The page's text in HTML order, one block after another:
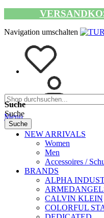
Navigation umschalten
Suche
Suche
Suche
Menü
NEW ARRIVALS
Women
Men
Accessoires /
BRANDS
ALPHA
CALVIN KLEIN
COLORFUL